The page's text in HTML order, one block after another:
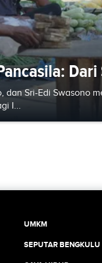
dan Sri-Edi Swasono
I...
UMKM
SEPUTAR BENGKULU